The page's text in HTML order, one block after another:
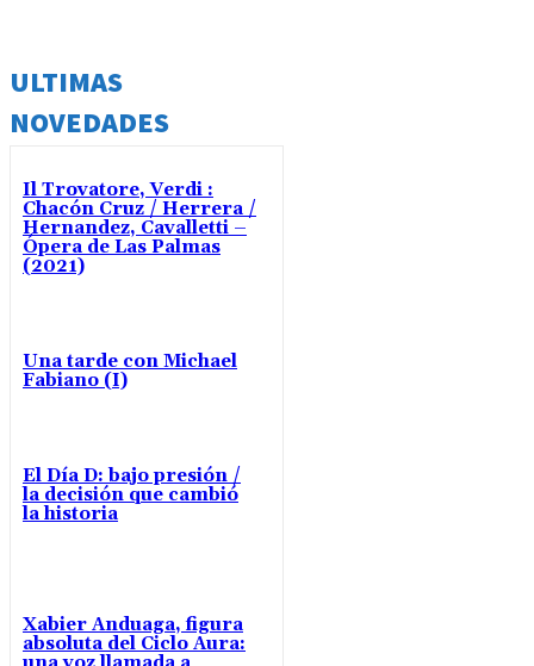
ULTIMAS
NOVEDADES
Il Trovatore, Verdi :
Chacón Cruz / Herrera /
Hernandez, Cavalletti –
Ópera de Las Palmas
(2021)
Una tarde con Michael
Fabiano (I)
El Día D: bajo presión /
la decisión que cambió
la historia
Xabier Anduaga, figura
absoluta del Ciclo Aura: